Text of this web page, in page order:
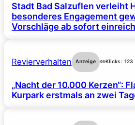
Stadt Bad Salzuflen verleiht
besonderes Engagement
Vorschläge ab sofort
Revierverhalten Anzeige Klicks: 123
„Nacht der 10.000 Kerzen“:
Kurpark erstmals an zwei